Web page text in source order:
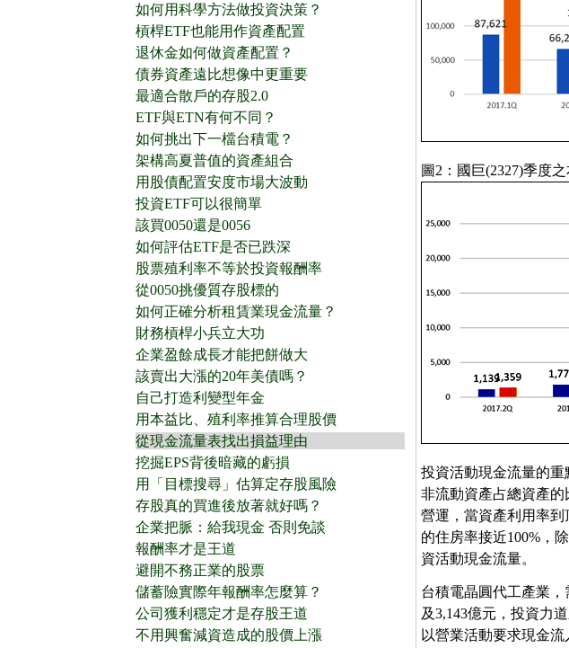
如何用科學方法做投資決策？
槓桿ETF也能用作資產配置
退休金如何做資產配置？
債券資產遠比想像中更重要
最適合散戶的存股2.0
ETF與ETN有何不同？
如何挑出下一檔台積電？
架構高夏普值的資產組合
用股債配置安度市場大波動
投資ETF可以很簡單
該買0050還是0056
如何評估ETF是否已跌深
股票殖利率不等於投資報酬率
從0050挑優質存股標的
如何正確分析租賃業現金流量？
財務槓桿小兵立大功
企業盈餘成長才能把餅做大
該賣出大漲的20年美債嗎？
自己打造利變型年金
用本益比、殖利率推算合理股價
從現金流量表找出損益理由
挖掘EPS背後暗藏的虧損
用「目標搜尋」估算定存股風險
存股真的買進後放著就好嗎？
企業把脈：給我現金 否則免談
報酬率才是王道
避開不務正業的股票
儲蓄險實際年報酬率怎麼算？
公司獲利穩定才是存股王道
不用興奮減資造成的股價上漲
圖2：國巨(2327)季度
投資活動現金流量的
非流動資產占總資產
營運，當資產利用率
的住房率接近100%，
資活動現金流量。
台積電晶圓代工產業，
及3,143億元，投資力
以營業活動要求現金